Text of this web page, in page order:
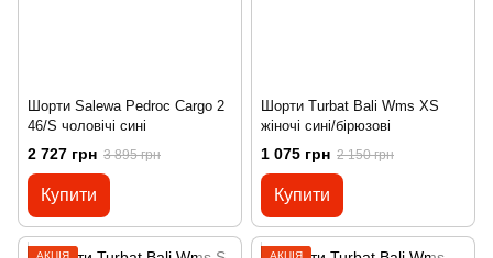
Шорти Salewa Pedroc Cargo 2
46/S чоловічі сині
2 727 грн 3 895 грн
Купити
Шорти Turbat Bali Wms XS
жіночі сині/бірюзові
1 075 грн 2 150 грн
Купити
АКЦІЯ
АКЦІЯ